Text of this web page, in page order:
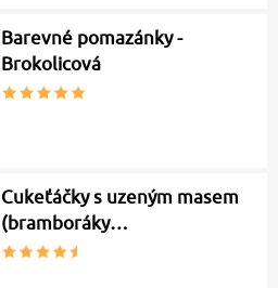
Barevné pomazánky -
Brokolicová
Cukeťáčky s uzeným masem
(bramboráky…